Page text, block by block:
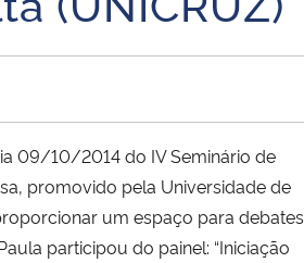
09/10/2014 do IV Seminário de
promovido pela Universidade de
um espaço para debates
participou do painel: “Iniciação